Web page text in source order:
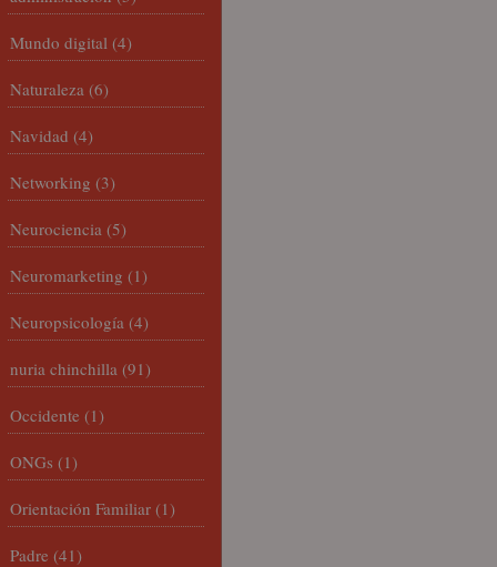
Mundo digital (4)
Naturaleza (6)
Navidad (4)
Networking (3)
Neurociencia (5)
Neuromarketing (1)
Neuropsicología (4)
nuria chinchilla (91)
Occidente (1)
ONGs (1)
Orientación Familiar (1)
Padre (41)